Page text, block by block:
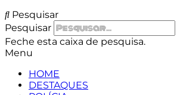
Pesquisar
Pesquisar
Feche esta caixa de pesquisa.
Menu
HOME
DESTAQUES